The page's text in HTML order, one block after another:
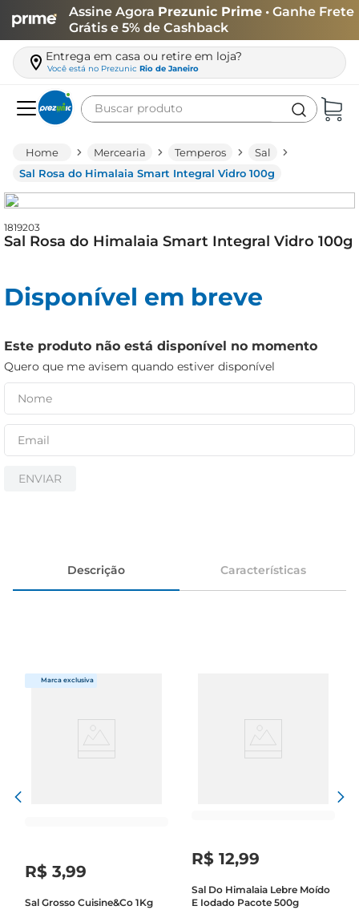
Assine Agora Prezunic Prime • Ganhe Frete
Grátis e 5% de Cashback
Entrega em casa ou retire em loja?
Você está no Prezunic Rio de Janeiro
Buscar produto
Mercearia Temperos
Sal
Sal Rosa do Himalaia Smart Integral Vidro 100g
1819203
Sal Rosa do Himalaia Smart Integral Vidro 100g
Disponível em breve
Este produto não está disponível no momento
Quero que me avisem quando estiver disponível
ENVIAR
Descrição Características
R$ 3,99
Sal Grosso Cuisine&Co 1Kg
R$ 12,99
Sal Do Himalaia Lebre Moído
E Iodado Pacote 500g
leite
queijo
azeite
iogurte
papel higiênico